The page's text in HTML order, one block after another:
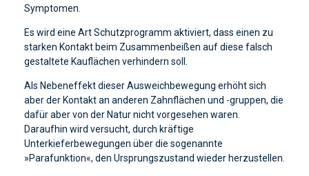
Symptomen.
Es wird eine Art Schutzprogramm aktiviert, dass einen zu
starken Kontakt beim Zusammenbeißen auf diese falsch
gestaltete Kauflächen verhindern soll.
Als Nebeneffekt dieser Ausweichbewegung erhöht sich
aber der Kontakt an anderen Zahnflächen und -gruppen, die
dafür aber von der Natur nicht vorgesehen waren.
Daraufhin wird versucht, durch kräftige
Unterkieferbewegungen über die sogenannte
»Parafunktion«, den Ursprungszustand wieder herzustellen.